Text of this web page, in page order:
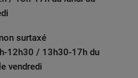
surtaxé
12h30 / 13h30-17h du
vendredi